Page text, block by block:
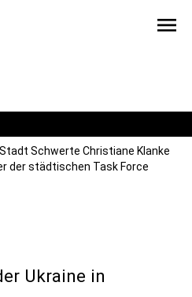
menu
Schwerte Christiane Klanke
der städtischen Task Force
Ukraine in